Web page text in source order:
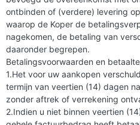
ontbinden of (verdere) levering
waarop de Koper de
nagekomen, de betaling van
daaronder begrepen.
Betalingsvoorwaarden en
1.Het voor uw aankopen
termijn van veertien (14) dagen
zonder aftrek of verrekening
2.Indien u niet binnen veertien